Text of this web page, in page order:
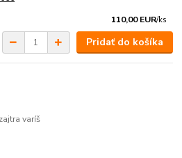
110,00 EUR/ks
Pridať do košíka
varíš